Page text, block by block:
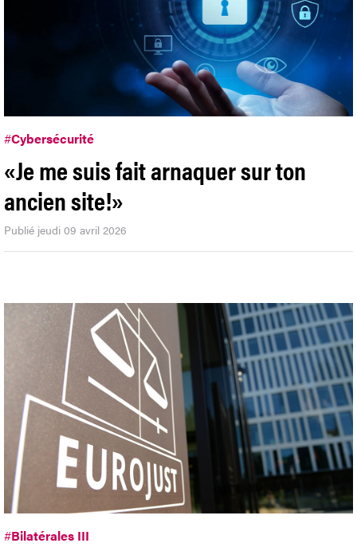
#Cybersécurité
«Je me suis fait arnaquer sur ton
ancien site!»
Publié jeudi 09 avril 2026
#Bilatérales III